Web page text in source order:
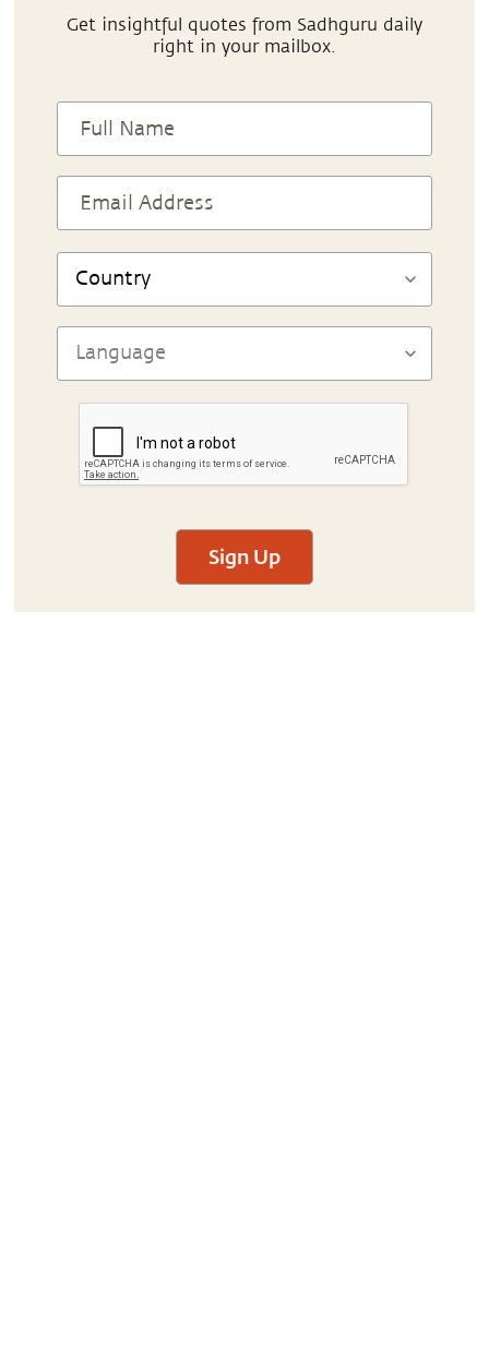
Get insightful quotes from Sadhguru daily
right in your mailbox.
Sign Up